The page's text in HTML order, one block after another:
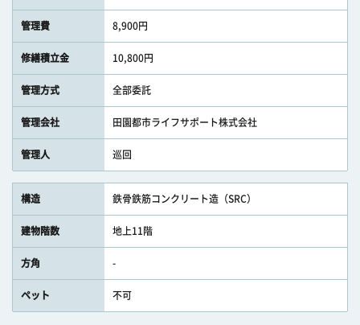
管理費 8,900円
修繕積立金 10,800円
管理方式 全部委託
管理会社 田園都市ライフサポート株式会社
管理人 巡回
構造 鉄骨鉄筋コンクリート造（SRC）
建物階数 地上11階
方角 -
ペット 不可